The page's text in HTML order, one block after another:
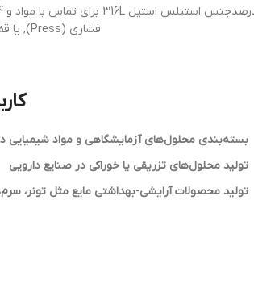
فشاری (Press), یا قفل شونده (Crimp)قابلیت تمیزکاریCIP/SIP اتوماتیک در مدل‌های دارویی
بسته‌بندی محلول‌های آزمایشگاهی و مواد شیمیایی
تولید محلول‌های تزریقی یا خوراکی در صنایع دارویی
تولید محصولات آرایشی-بهداشتی مایع مثل تونر،